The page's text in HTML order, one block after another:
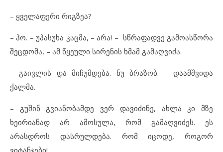
– ყველაფერი რიგზეა?
– ჰო. – უპასუხა კაცმა, – არა! – სწრაფადვე გამოასწორა
შეცდომა, – ამ წყეული სირენის ხმამ გამაღვიძა.
– გაივლის და მიჩუმდება. ნუ ბრაზობ. – დაამშვიდა
ქალმა.
– გუშინ გვიანობამდე ვერ დავიძინე, ახლა კი მზე
ხეირიანად არ ამოსულა, რომ გამაღვიძეს. ეს
არასდროს დასრულდება. რომ იცოდე, როგორ
ვიტანჯები!